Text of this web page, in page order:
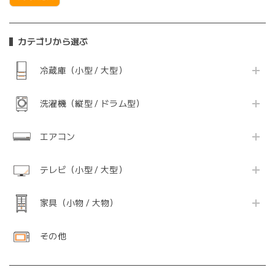
カテゴリから選ぶ
冷蔵庫（小型 / 大型）
洗濯機（縦型 / ドラム型）
エアコン
テレビ（小型 / 大型）
家具（小物 / 大物）
その他